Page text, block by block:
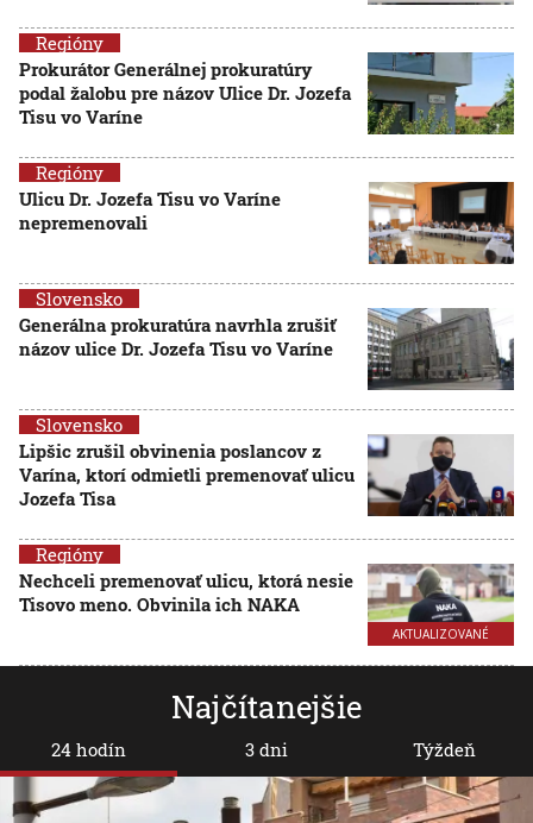
Regióny
Prokurátor Generálnej prokuratúry
podal žalobu pre názov Ulice Dr. Jozefa
Tisu vo Varíne
Regióny
Ulicu Dr. Jozefa Tisu vo Varíne
nepremenovali
Slovensko
Generálna prokuratúra navrhla zrušiť
názov ulice Dr. Jozefa Tisu vo Varíne
Slovensko
Lipšic zrušil obvinenia poslancov z
Varína, ktorí odmietli premenovať ulicu
Jozefa Tisa
AKTUALIZOVANÉ
Regióny
Nechceli premenovať ulicu, ktorá nesie
Tisovo meno. Obvinila ich NAKA
Najčítanejšie
24 hodín 3 dni Týždeň